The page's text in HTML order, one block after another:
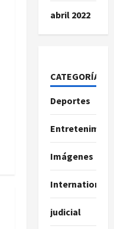
abril 2022
CATEGORÍAS
Deportes
Imágenes
International
judicial